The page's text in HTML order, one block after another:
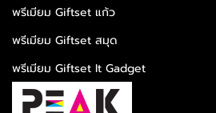
พรีเมียม Giftset แก้ว
พรีเมียม Giftset สมุด
พรีเมียม Giftset It Gadget